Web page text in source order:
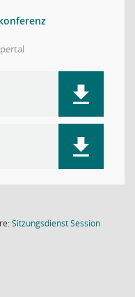
SitzungsdienstSession(Wird in